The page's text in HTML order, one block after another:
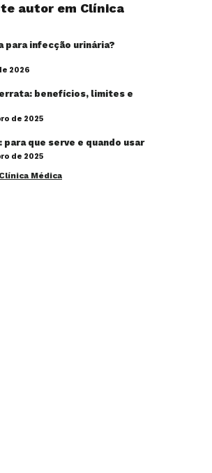
autor em Clínica
para infecção urinária?
2026
benefícios, limites e
de 2025
que serve e quando usar
de 2025
Médica